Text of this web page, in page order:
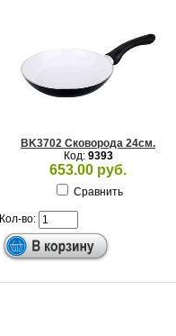
BK3702 Сковорода 24см.
Код: 9393
653.00 руб.
Сравнить
Кол-во: